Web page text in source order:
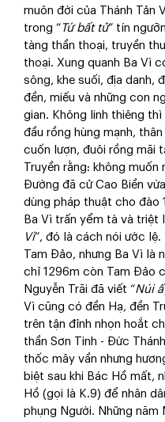
muôn đời của Thánh Tản
trong “ Tứ bất tử” tín
tàng thần thoại, truyền
thoại. Xung quanh Ba Vì
sông, khe suối, địa danh,
đền, miếu và những con
gian. Không linh thiêng
đầu rồng hùng mạnh,
cuốn lượn, đuôi rồng mãi
Truyền rằng: không
Đường đã cử Cao Biền
dùng pháp thuật cho đào
Ba Vì trấn yểm tà và triệt
Vì”, đó là cách nói ước
Tam Đảo, nhưng Ba Vì là
chỉ 1296m còn Tam Đảo
Nguyễn Trãi đã viết “Núi
Vì cũng có đền Hạ, đền
trên tận đỉnh nhọn hoắt
thần Sơn Tinh - Đức
thốc mây vần nhưng
biệt sau khi Bác Hồ mất,
Hồ (gọi là K.9) để nhân
phụng Người. Những năm